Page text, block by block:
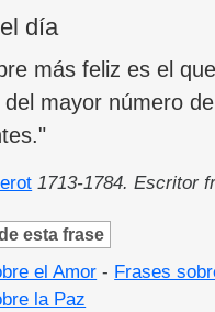
día
más feliz es el
del mayor número
1713-1784. Escritor
esta frase
el Amor - Frases
la Paz